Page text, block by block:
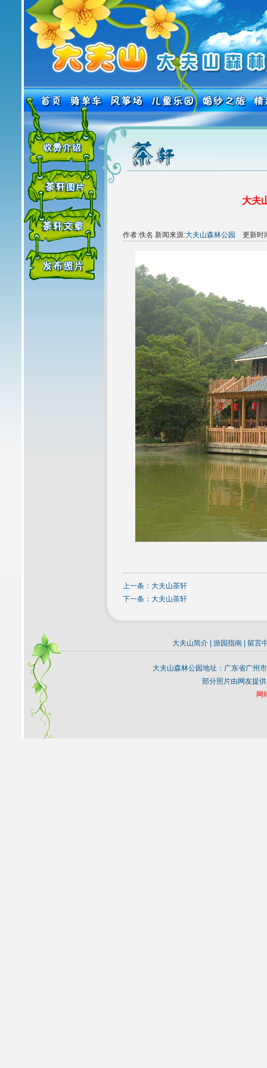
大夫
作者:佚名 新闻来源:大夫山森林公园 更新时
上一条： 大夫山茶轩
下一条： 大夫山茶轩
大夫山简介 游园指南 留言
大夫山森林公园地址：广东省广州
部分照片由网友提
网